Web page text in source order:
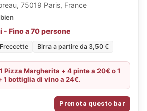
75019 Paris, France
Fino a 70 persone
Freccette Birra a partire da 3,50 €
Pizza Margherita + 4 pinte a 20€ o 1
1 bottiglia di vino a 24€.
Prenota questo bar